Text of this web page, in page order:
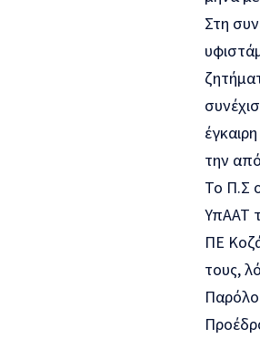
Στη
την
Το Π.Σ
ΥπΑΑΤ
ΠΕ
τους,